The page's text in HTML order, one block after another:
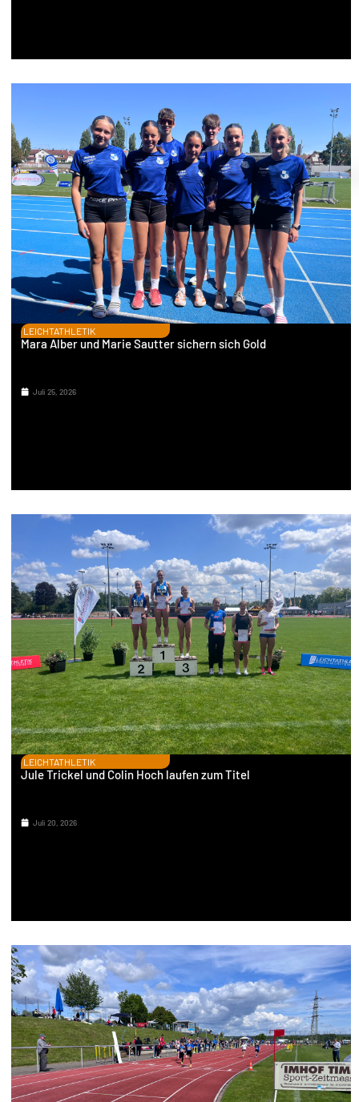
LEICHTATHLETIK
Mara Alber und Marie Sautter sichern sich Gold
Juli 25, 2026
LEICHTATHLETIK
Jule Trickel und Colin Hoch laufen zum Titel
Juli 20, 2026